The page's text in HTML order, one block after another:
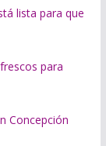
lista para que
para
Concepción